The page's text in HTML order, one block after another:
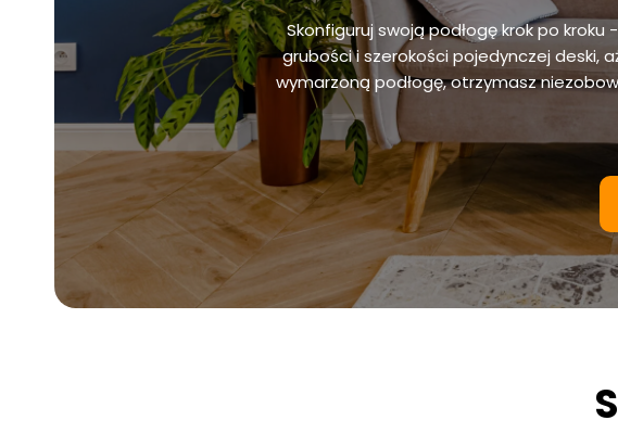
Skonfiguruj swoją podłogę krok po
grubości i szerokości pojedynczej deski,
wymarzoną podłogę, otrzymasz